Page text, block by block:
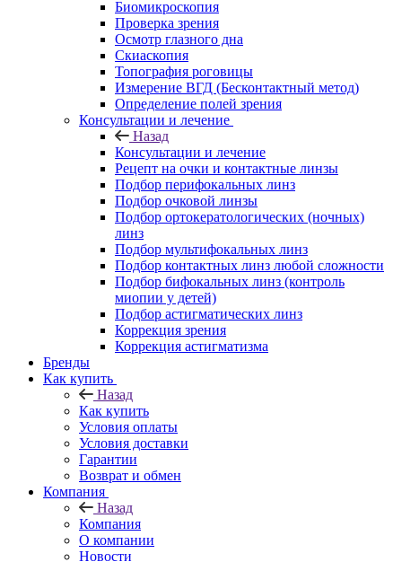
Биомикроскопия
Проверка зрения
Осмотр глазного дна
Скиаскопия
Топография роговицы
Измерение ВГД (Бесконтактный метод)
Определение полей зрения
Консультации и лечение
Назад
Консультации и лечение
Рецепт на очки и контактные линзы
Подбор перифокальных линз
Подбор очковой линзы
Подбор ортокератологических (ночных)
линз
Подбор мультифокальных линз
Подбор контактных линз любой сложности
Подбор бифокальных линз (контроль
миопии у детей)
Подбор астигматических линз
Коррекция зрения
Коррекция астигматизма
Бренды
Как купить
Назад
Как купить
Условия оплаты
Условия доставки
Гарантии
Возврат и обмен
Компания
Назад
Компания
О компании
Новости